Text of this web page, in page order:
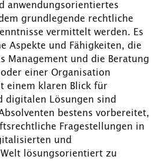
anwendungsorientiertes
grundlegende rechtliche
vermittelt werden. Es
Aspekte und Fähigkeiten, die
Management und die Beratung
einer Organisation
einem klaren Blick für
digitalen Lösungen sind
bestens vorbereitet,
Fragestellungen in
und
lösungsorientiert zu